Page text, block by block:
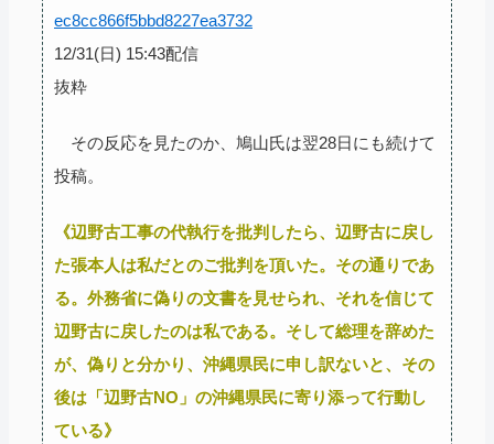
ec8cc866f5bbd8227ea3732
12/31(日) 15:43配信
抜粋
その反応を見たのか、鳩山氏は翌28日にも続けて
投稿。
《辺野古工事の代執行を批判したら、辺野古に戻し
た張本人は私だとのご批判を頂いた。その通りであ
る。外務省に偽りの文書を見せられ、それを信じて
辺野古に戻したのは私である。そして総理を辞めた
が、偽りと分かり、沖縄県民に申し訳ないと、その
後は「辺野古NO」の沖縄県民に寄り添って行動し
ている》